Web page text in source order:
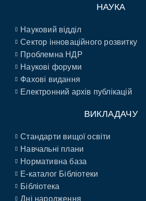
НАУКА
Науковий відділ
Сектор інноваційного розвитку
Проблемна НДР
Наукові форуми
Фахові видання
Електронний архів публікацій
ВИКЛАДАЧУ
Стандарти вищої освіти
Навчальні плани
Нормативна база
E-каталог Бібліотеки
Бібліотека
Дні народження